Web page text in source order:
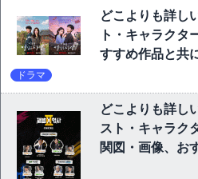
どこよりも詳し
ト・キャラクタ
すすめ作品と共
ドラマ
どこよりも詳し
スト・キャラク
関図・画像、お